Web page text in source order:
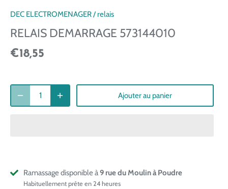
DEC ELECTROMENAGER/relais
RELAIS DEMARRAGE 573144010
€18,55
Ajouter au panier
Ramassage disponible à9 rue du Moulin à Poudre
Habituellement prête en 24 heures